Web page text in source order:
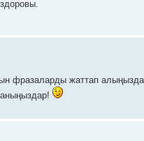
фразаларды жаттап